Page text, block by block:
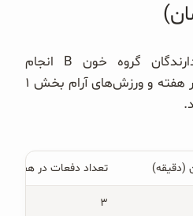
بنابر جدول زیر برای دارندگان گروه خون B انجام
ورزش‌های سنگین ۴ بار در هفته و ورزش‌های آرام بخش ۱
(دقیقه) تعداد دفعات در هفته
۳